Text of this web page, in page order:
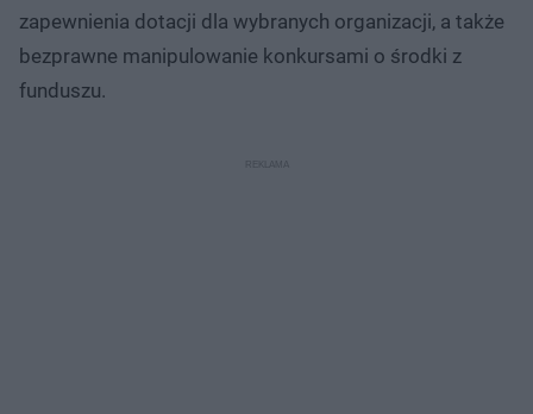
zapewnienia dotacji dla wybranych organizacji, a także
bezprawne manipulowanie konkursami o środki z
funduszu.